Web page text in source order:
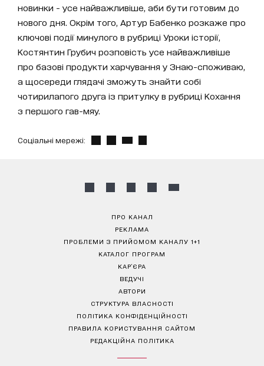
новинки - усе найважливіше, аби бути готовим до
нового дня. Окрім того, Артур Бабенко розкаже про
ключові події минулого в рубриці Уроки історії,
Костянтин Грубич розповість усе найважливіше
про базові продукти харчування у Знаю-споживаю,
а щосереди глядачі зможуть знайти собі
чотирилапого друга із притулку в рубриці Кохання
з першого гав-мяу.
Соціальні мережі:
ПРО КАНАЛ
РЕКЛАМА
ПРОБЛЕМИ З ПРИЙОМОМ КАНАЛУ 1+1
КАТАЛОГ ПРОГРАМ
КАР’ЄРА
ВЕДУЧІ
АВТОРИ
СТРУКТУРА ВЛАСНОСТІ
ПОЛІТИКА КОНФІДЕНЦІЙНОСТІ
ПРАВИЛА КОРИСТУВАННЯ САЙТОМ
РЕДАКЦІЙНА ПОЛІТИКА